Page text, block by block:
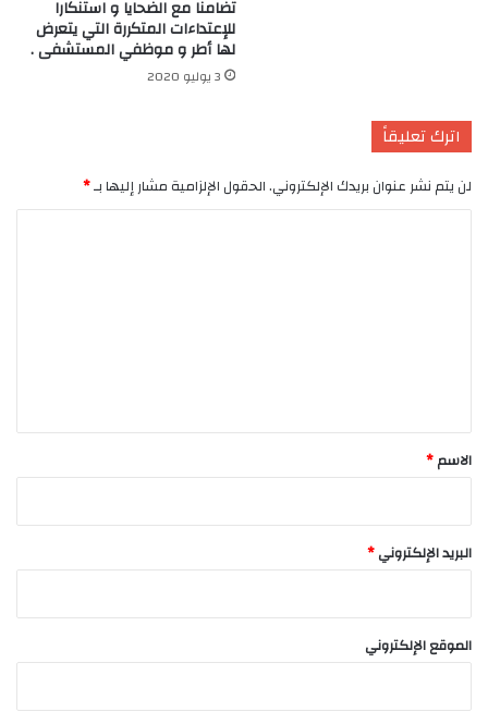
تضامنا مع الضحايا و استنكارا
للإعتداءات المتكررة التي يتعرض
لها أطر و موظفي المستشفى .
3 يوليو 2020
اترك تعليقاً
لن يتم نشر عنوان بريدك الإلكتروني.الحقول الإلزامية مشار إليها بـ*
*
الاسم*
البريد الإلكتروني*
الموقع الإلكتروني